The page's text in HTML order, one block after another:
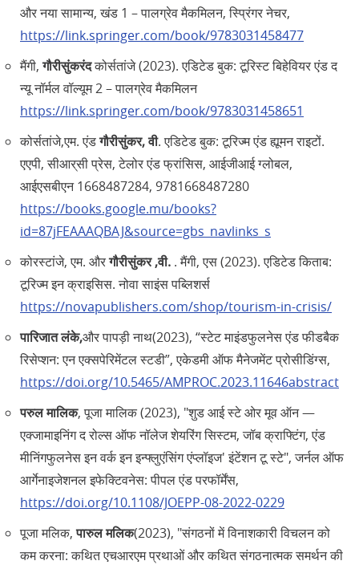
और नया सामान्य, खंड 1 – पालग्रेव मैकमिलन, स्प्रिंगर नेचर,
https://link.springer.com/book/9783031458477
मैंगी,गौरीसुंकरंदकोर्सतांजे (2023). एडिटेड बुक: टूरिस्ट बिहेवियर एंड द
न्यू नॉर्मल वॉल्यूम 2 – पालग्रेव मैकमिलन
https://link.springer.com/book/9783031458651
कोर्सतांजे,एम. एंडगौरीसुंकर, वी. एडिटेड बुक: टूरिज्म एंड ह्यूमन राइटों.
एएपी, सीआर्‌सी प्रेस, टेलोर एंड फ्रांसिस, आईजीआई ग्लोबल,
आईएसबीएन 1668487284, 9781668487280
https://books.google.mu/books?
id=87jFEAAAQBAJ&source=gbs_navlinks_s
कोरस्टांजे, एम. औरगौरीसुंकर ,वी. . मैंगी, एस (2023). एडिटेड किताब:
टूरिज्म इन क्राइसिस. नोवा साइंस पब्लिशर्स
https://novapublishers.com/shop/tourism-in-crisis/
पारिजात लंके,और पापड़ी नाथ(2023), “स्टेट माइंडफुलनेस एंड फीडबैक
रिसेप्शन: एन एक्सपेरिमेंटल स्टडी”, एकेडमी ऑफ मैनेजमेंट प्रोसीडिंग्स,
https://doi.org/10.5465/AMPROC.2023.11646abstract
परुल मालिक, पूजा मालिक (2023), "शुड आई स्टे ओर मूव ऑन —
एक्जामाइनिंग द रोल्स ऑफ नॉलेज शेयरिंग सिस्टम, जॉब क्राफ्टिंग, एंड
मीनिंगफुलनेस इन वर्क इन इन्फ्लुएंसिंग एंप्लॉइज' इंटेंशन टू स्टे", जर्नल ऑफ
आर्गेनाइजेशनल इफेक्टिवनेस: पीपल एंड परफॉर्मेंस,
https://doi.org/10.1108/JOEPP-08-2022-0229
पूजा मलिक,पारुल मलिक(2023), "संगठनों में विनाशकारी विचलन को
कम करना: कथित एचआरएम प्रथाओं और कथित संगठनात्मक समर्थन की